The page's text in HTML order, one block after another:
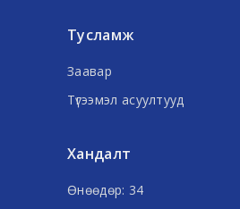
Тусламж
Заавар
Түгээмэл асуултууд
Хандалт
Өнөөдөр: 34